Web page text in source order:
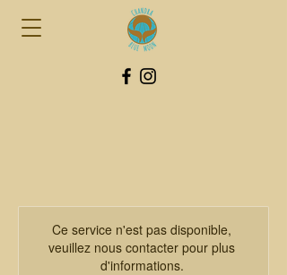
Ce service n'est pas disponible,
veuillez nous contacter pour plus
d'informations.